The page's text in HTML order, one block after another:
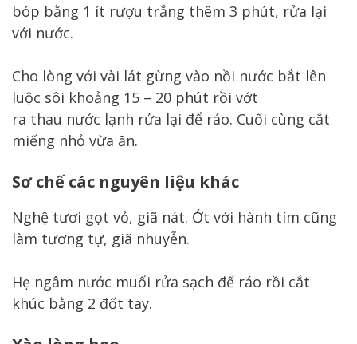
bóp bằng 1 ít rượu trắng thêm 3 phút, rửa lại
với nước.
Cho lòng với vài lát gừng vào nồi nước bắt lên
luộc sôi khoảng 15 – 20 phút rồi vớt
ra thau nước lạnh rửa lại để ráo. Cuối cùng cắt
miếng nhỏ vừa ăn.
Sơ chế các nguyên liệu khác
Nghệ tươi gọt vỏ, giã nát. Ớt với hành tím cũng
làm tương tự, giã nhuyễn.
Hẹ ngâm nước muối rửa sạch để ráo rồi cắt
khúc bằng 2 đốt tay.